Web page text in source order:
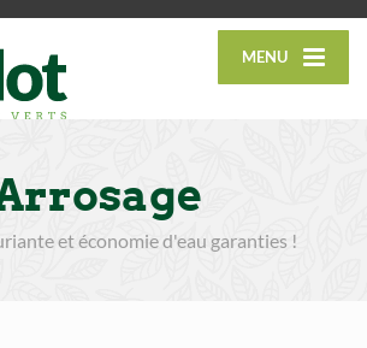
MENU
et économie d'eau garanties !